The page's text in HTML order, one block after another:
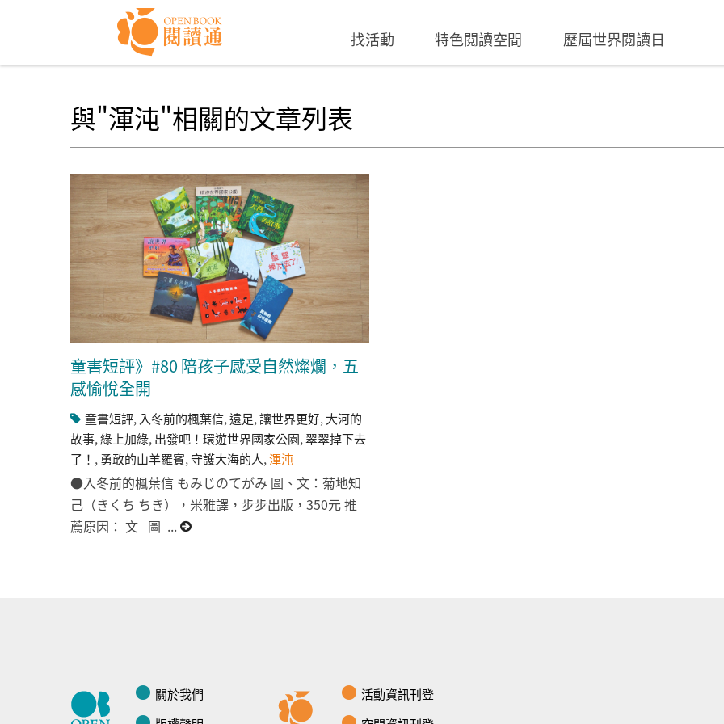
找活動 特色閱讀空間 歷屆世界閱讀日
與"渾沌"相關的文章列表
童書短評》#80 陪孩子感受自然燦爛，五
感愉悅全開
童書短評, 入冬前的楓葉信,遠足,讓世界更好,大河的
故事,綠上加綠,出發吧！環遊世界國家公園,翠翠掉下去
了！ ,勇敢的山羊羅賓,守護大海的人,渾沌
●入冬前的楓葉信 もみじのてがみ 圖、文：菊地知
己（きくち ちき），米雅譯，步步出版，350元 推
薦原因： 文 圖 ...
關於我們
活動資訊刊登